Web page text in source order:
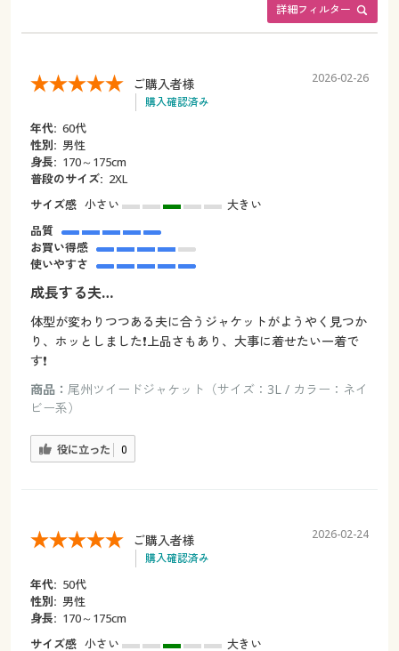
詳細フィルター
ご購入者様
購入確認済み
2026-02-26
年代: 60代
性別: 男性
身長: 170～175cm
普段のサイズ: 2XL
サイズ感 小さい
大きい
品質
お買い得感
使いやすさ
成長する夫…
体型が変わりつつある夫に合うジャケットがようやく見つか
り、ホッとしました❗上品さもあり、大事に着せたい一着で
す❗
商品： 尾州ツイードジャケット（サイズ：3L / カラー：ネイ
ビー系）
役に立った 0
ご購入者様
購入確認済み
2026-02-24
年代: 50代
性別: 男性
身長: 170～175cm
サイズ感 小さい
大きい